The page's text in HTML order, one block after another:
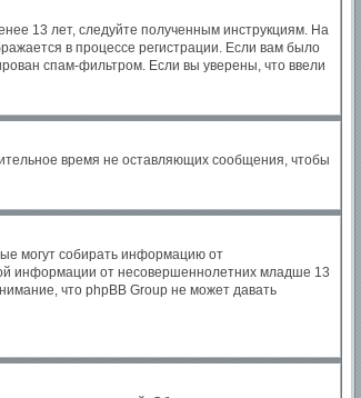
13 лет, следуйте полученным инструкциям. На
в процессе регистрации. Если вам было
спам-фильтром. Если вы уверены, что ввели
время не оставляющих сообщения, чтобы
могут собирать информацию от
информации от несовершеннолетних младше 13
что phpBB Group не может давать